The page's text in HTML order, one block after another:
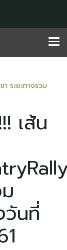
ระยะทางรวม
เส้น
นที่